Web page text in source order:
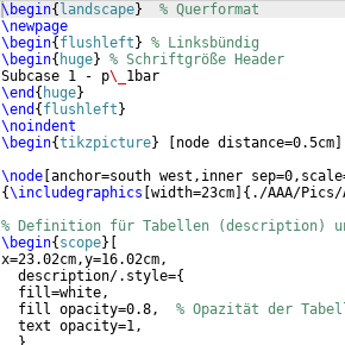
\begin{ landscape}
% Querformat
\newpage
\begin{ flushleft } % Linksbündig
\begin{ huge} % Schriftgröße Header
Subcase 1 - p\_ 1bar
\end { huge}
\end { flushleft }
\noindent
\begin{tikzpicture} node distance=0.5cm
\node anchor=south west,inner
{\includegraphics width=23cm { ./AAA/Pics/
% Definition für Tabellen (description)
\begin{ scope}
x=23.02cm,y=16.02cm,
  description/.style=
{
  fill=white,
  fill opacity=0.8,
% Opazität der
  text opacity=1,